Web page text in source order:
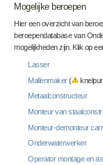
Mogelijke beroepen
Hier een overzicht van
beroependatabase van
mogelijkheden zijn. Klik op
Lasser
Mallenmaker(
Metaalconstructeur
Monteur van
Monteur-demonteur
Onderwaterwerker
Operator montage en